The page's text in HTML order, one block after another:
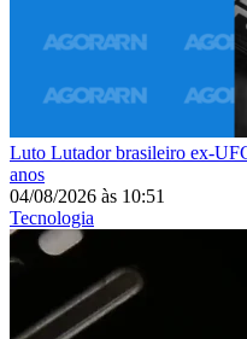
Luto Lutador brasileiro ex-
anos
04/08/2026 às 10:51
Tecnologia